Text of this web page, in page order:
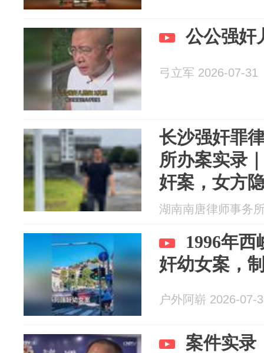
公公强奸
弓立军 2026-07-31
长沙强奸罪
所办案实录
奸案，女方
身份证，主
湖南南唐律师事务
1996年
奸幼女案，
户外阿崭 2026-07-
案件实录